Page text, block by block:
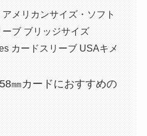
メリカンサイズ・ソフト
ブ ブリッジサイズ
カードスリーブ USAキメ
㎜カードにおすすめの